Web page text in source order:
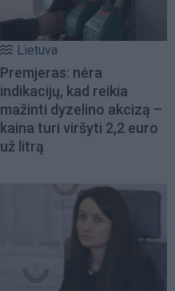
Lietuva
Premjeras: nėra
indikacijų, kad reikia
mažinti dyzelino akcizą –
kaina turi viršyti 2,2 euro
už litrą